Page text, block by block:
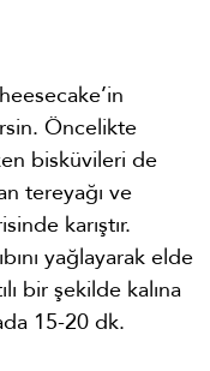
Öncelikte
bisküvileri de
tereyağı ve
karıştır.
yağlayarak elde
bir şekilde kalına
15-20 dk.